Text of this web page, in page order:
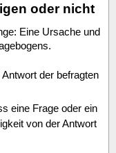
oder nicht
Eine Ursache und
der befragten
eine Frage oder ein
von der Antwort